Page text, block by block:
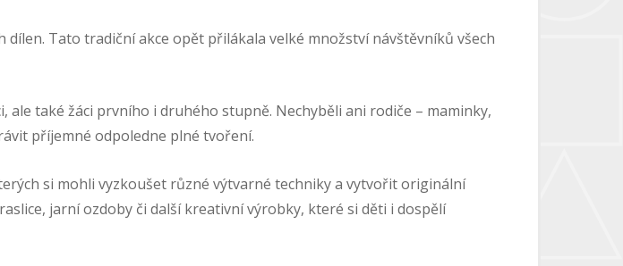
Tato tradiční akce opět přilákala velké množství návštěvníků všech
také žáci prvního i druhého stupně. Nechyběli ani rodiče – maminky,
příjemné odpoledne plné tvoření.
si mohli vyzkoušet různé výtvarné techniky a vytvořit originální
jarní ozdoby či další kreativní výrobky, které si děti i dospělí